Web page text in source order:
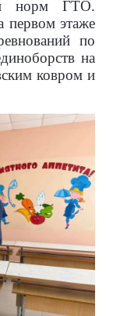
норм ГТО.
первом этаже
по
на
ковром и